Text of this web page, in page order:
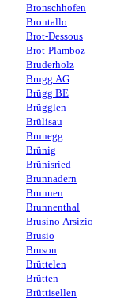
Bronschhofen
Brontallo
Brot-Dessous
Brot-Plamboz
Bruderholz
Brugg AG
Brügg BE
Brügglen
Brülisau
Brunegg
Brünig
Brünisried
Brunnadern
Brunnen
Brunnenthal
Brusino Arsizio
Brusio
Bruson
Brüttelen
Brütten
Brüttisellen